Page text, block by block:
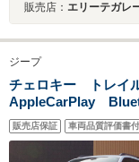
販売店： エリーテガ
ジープ
チェロキー トレイ
AppleCarPlay
ックカメラ ハーフ
ーバックドア 純正
ドライト ETC コ
販売店保証 車両品質評価書付